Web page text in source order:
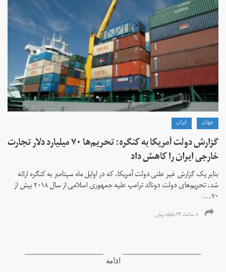
جهان ايران
گزارش دولت آمریکا به کنگره: تحریم‌ها ۷۰ میلیارد دلار تجارت
خارجی ایران را کاهش داد
بنابر یک گزارش غیر علنی دولت آمریکا، که در اوایل ماه سپتامبر به کنگره ارائه
شد، تحریم‌های دولت دونالد ترامپ علیه جمهوری اسلامی از سال ۲۰۱۸ بیش از
۷۰...
۸ ساعت ۲۳ دقیقه پیش
ادامه